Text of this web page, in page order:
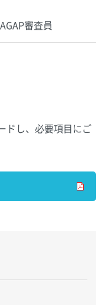
審査員
ドし、必要項目にご